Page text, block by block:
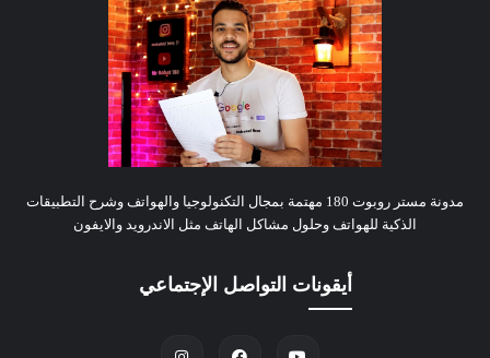
مدونة مستر روبوت 180 مهتمة بمجال التكنولوجيا والهواتف وشرح التطبيقات
الذكية للهواتف وحلول مشاكل الهاتف مثل الاندرويد والايفون
أيقونات التواصل الإجتماعي